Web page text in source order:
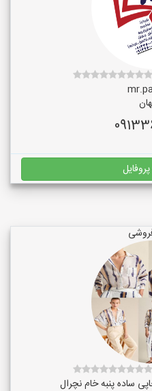
ساده پنبه خام نچرال